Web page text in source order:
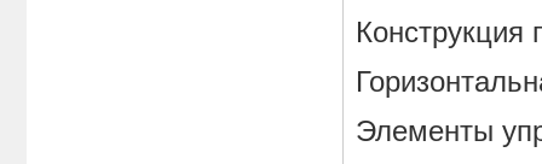
Элементы